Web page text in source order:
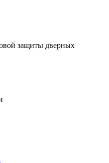
защиты дверных